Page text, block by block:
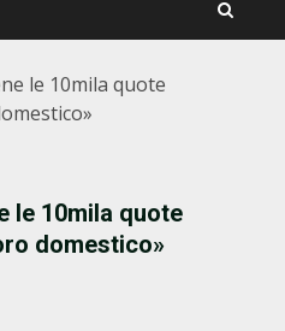
le 10mila quote
le 10mila quote
domestico»